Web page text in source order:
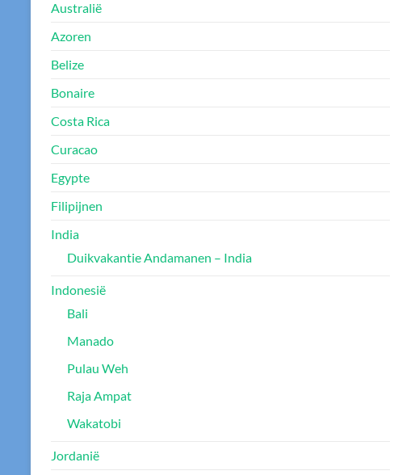
Australië
Azoren
Belize
Bonaire
Costa Rica
Curacao
Egypte
Filipijnen
India
Duikvakantie Andamanen – India
Indonesië
Bali
Manado
Pulau Weh
Raja Ampat
Wakatobi
Jordanië